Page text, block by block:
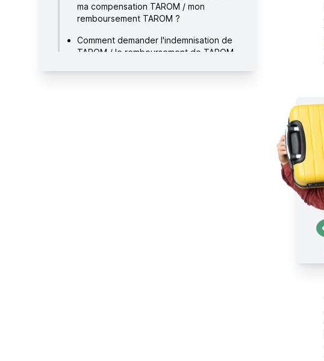
ma compensation TAROM / mon
remboursement TAROM ?
Comment demander l'indemnisation de
TAROM / le remboursement de TAROM